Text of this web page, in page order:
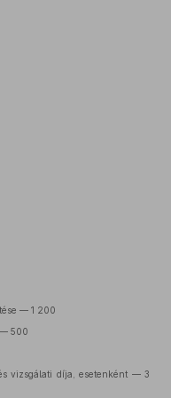
— 1 200
— 500
vizsgálati díja, esetenként — 3